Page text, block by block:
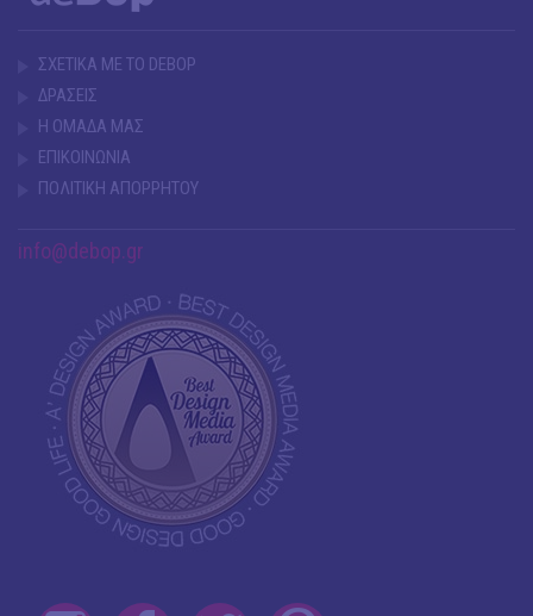
ΣΧΕΤΙΚΑ ΜΕ ΤΟ DEBOP
ΔΡΑΣΕΙΣ
Η ΟΜΑΔΑ ΜΑΣ
ΕΠΙΚΟΙΝΩΝΙΑ
ΠΟΛΙΤΙΚΗ ΑΠΟΡΡΗΤΟΥ
info@debop.gr